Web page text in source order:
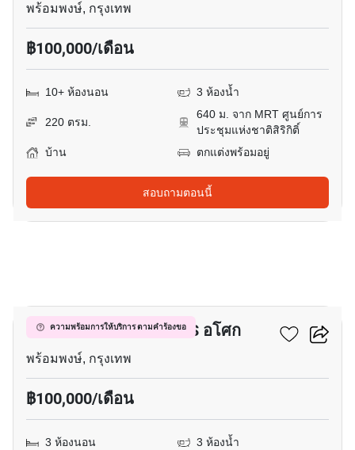
พร้อมพงษ์, กรุงเทพ
฿100,000/เดือน
10+ ห้องนอน 3 ห้องน้ำ
220 ตรม.
640 ม. จาก MRT ศูนย์การ
ประชุมแห่งชาติสิริกิติ์
บ้าน
ตกแต่งพร้อมอยู่
สอบถามตอนนี้
ความพร้อมการให้บริการ ตามคำร้องขอ
บ้าน 3-ห้องนอน ใกล้ BTS อโศก
พร้อมพงษ์, กรุงเทพ
฿100,000/เดือน
3 ห้องนอน 3 ห้องน้ำ